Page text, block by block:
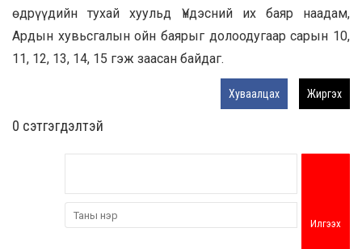
өдрүүдийн тухай хуульд Үндэсний их баяр наадам,
Ардын хувьсгалын ойн баярыг долоодугаар сарын 10,
11, 12, 13, 14, 15 гэж заасан байдаг.
Хуваалцах Жиргэх
0 cэтгэгдэлтэй
Илгээх